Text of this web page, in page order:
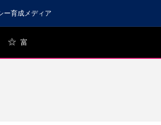
ー育成メディア
富